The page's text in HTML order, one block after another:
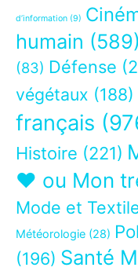
d’information (9)
humain (589)
(83) Défense
végétaux (188)
français
Histoire (221)
❤ ou Mon
Mode et
Météorologie (28)
(196) Santé